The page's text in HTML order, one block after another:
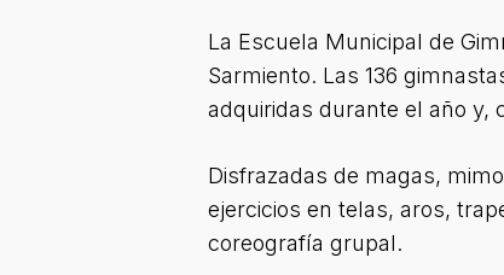
La Escuela Municipal de
Sarmiento. Las 136
adquiridas durante el año y,
Disfrazadas de magas,
ejercicios en telas, aros,
coreografía grupal.